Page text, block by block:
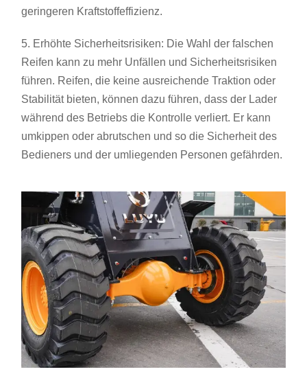
geringeren Kraftstoffeffizienz.
5. Erhöhte Sicherheitsrisiken: Die Wahl der falschen
Reifen kann zu mehr Unfällen und Sicherheitsrisiken
führen. Reifen, die keine ausreichende Traktion oder
Stabilität bieten, können dazu führen, dass der Lader
während des Betriebs die Kontrolle verliert. Er kann
umkippen oder abrutschen und so die Sicherheit des
Bedieners und der umliegenden Personen gefährden.